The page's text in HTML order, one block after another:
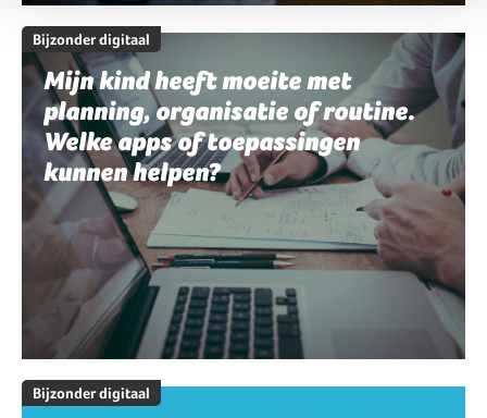
Bijzonder digitaal
Mijn kind heeft moeite met
planning, organisatie of routine.
Welke apps of toepassingen
kunnen helpen?
Bijzonder digitaal